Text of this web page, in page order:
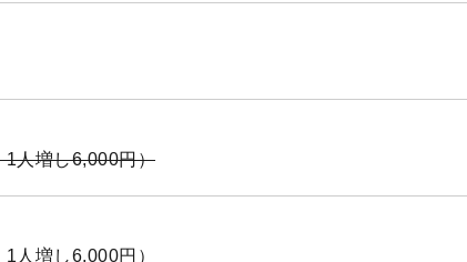
人増し6,000円）
人増し6,000円）